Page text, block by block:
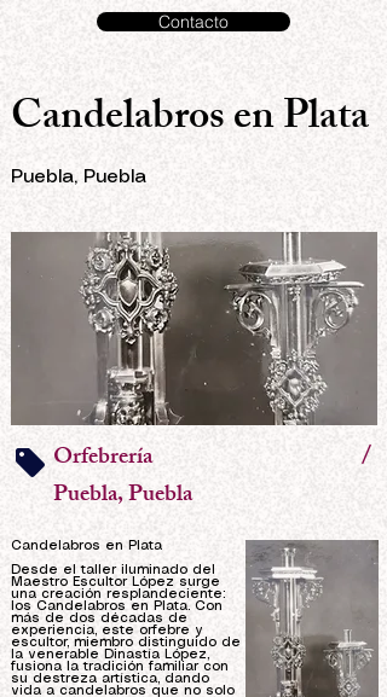
Contacto
Candelabros en Plata
Puebla, Puebla
Orfebrería /
Puebla, Puebla
Candelabros en Plata
Desde el taller iluminado del
Maestro Escultor López surge
una creación resplandeciente:
los Candelabros en Plata. Con
más de dos décadas de
experiencia, este orfebre y
escultor, miembro distinguido de
la venerable Dinastía López,
fusiona la tradición familiar con
su destreza artística, dando
vida a candelabros que no solo